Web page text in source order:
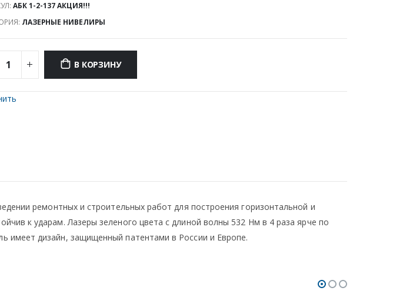
АБК 1-2-137 АКЦИЯ!!!
ЛАЗЕРНЫЕ НИВЕЛИРЫ
В КОРЗИНУ
ремонтных и строительных работ для построения горизонтальной и
к ударам. Лазеры зеленого цвета с длиной волны 532 Нм в 4 раза ярче по
имеет дизайн, защищенный патентами в России и Европе.